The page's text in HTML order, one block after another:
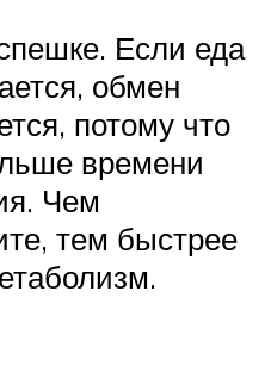
Если еда
обмен
потому что
времени
Чем
тем быстрее